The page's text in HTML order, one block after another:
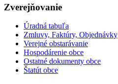
Zverejňovanie
Úradná tabuľa
Zmluvy, Faktúry, Objednávky
Verejné obstarávanie
Hospodárenie obce
Ostatné dokumenty obce
Štatút obce